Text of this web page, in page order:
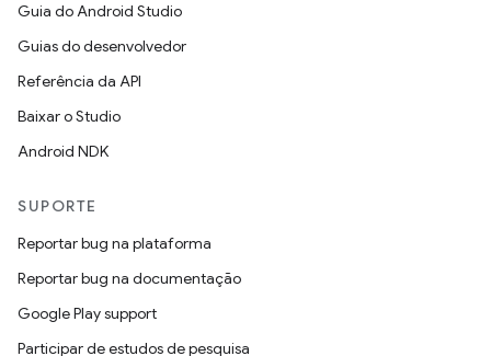
Guia do Android Studio
Guias do desenvolvedor
Referência da API
Baixar o Studio
Android NDK
SUPORTE
Reportar bug na plataforma
Reportar bug na documentação
Google Play support
Participar de estudos de pesquisa